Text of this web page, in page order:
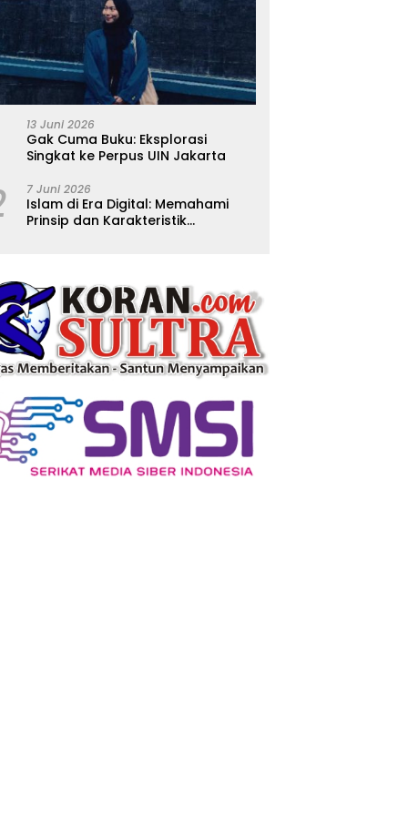
13 Juni 2026
Gak Cuma Buku: Eksplorasi
Singkat ke Perpus UIN Jakarta
7 Juni 2026
Islam di Era Digital: Memahami
Prinsip dan Karakteristik